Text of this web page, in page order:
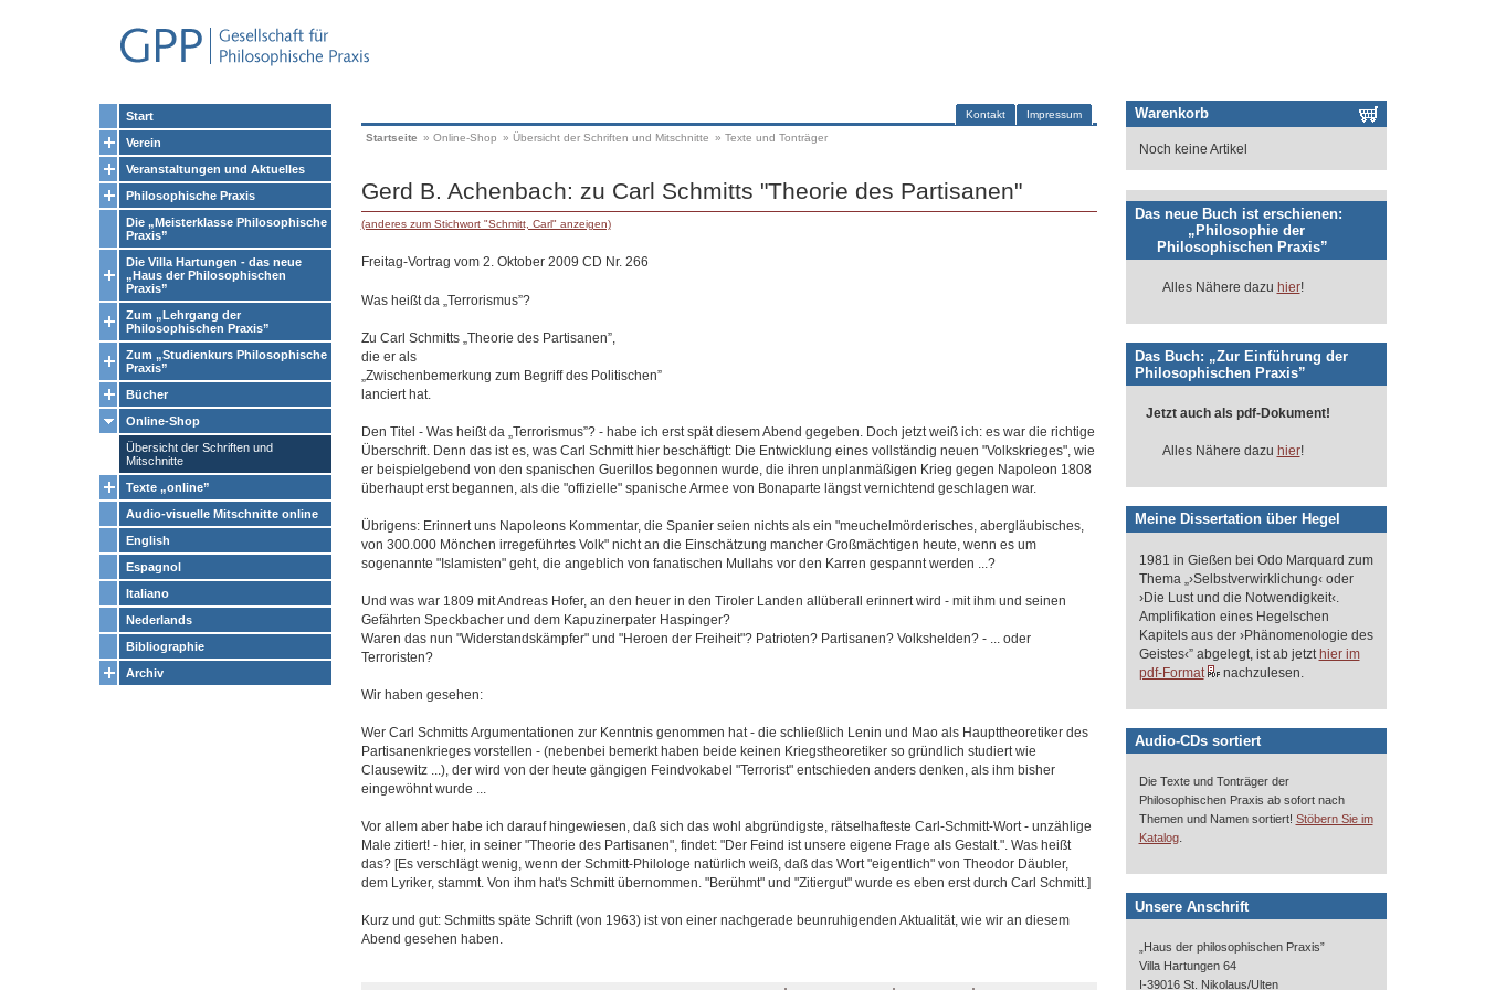
Start
Verein
Veranstaltungen und Aktuelles
Philosophische Praxis
Die „Meisterklasse Philosophische
Praxis”
Die Villa Hartungen - das neue
„Haus der Philosophischen
Praxis”
Zum „Lehrgang der
Philosophischen Praxis”
Zum „Studienkurs Philosophische
Praxis”
Bücher
Online-Shop
Übersicht der Schriften und
Mitschnitte
Texte „online”
Audio-visuelle Mitschnitte online
English
Espagnol
Italiano
Nederlands
Bibliographie
Archiv
Impressum
Kontakt
Startseite » Online-Shop » Übersicht der Schriften und Mitschnitte » Texte und Tonträger
Gerd B. Achenbach: zu Carl Schmitts "Theorie des Partisanen"
(anderes zum Stichwort "Schmitt, Carl" anzeigen)
Freitag-Vortrag vom 2. Oktober 2009 CD Nr. 266
Was heißt da „Terrorismus”?
Zu Carl Schmitts „Theorie des Partisanen”,
die er als
„Zwischenbemerkung zum Begriff des Politischen”
lanciert hat.
Den Titel - Was heißt da „Terrorismus”? - habe ich erst spät diesem Abend gegeben. Doch jetzt weiß ich: es war die richtige
Überschrift. Denn das ist es, was Carl Schmitt hier beschäftigt: Die Entwicklung eines vollständig neuen "Volkskrieges", wie
er beispielgebend von den spanischen Guerillos begonnen wurde, die ihren unplanmäßigen Krieg gegen Napoleon 1808
überhaupt erst begannen, als die "offizielle" spanische Armee von Bonaparte längst vernichtend geschlagen war.
Übrigens: Erinnert uns Napoleons Kommentar, die Spanier seien nichts als ein "meuchelmörderisches, abergläubisches,
von 300.000 Mönchen irregeführtes Volk" nicht an die Einschätzung mancher Großmächtigen heute, wenn es um
sogenannte "Islamisten" geht, die angeblich von fanatischen Mullahs vor den Karren gespannt werden ...?
Und was war 1809 mit Andreas Hofer, an den heuer in den Tiroler Landen allüberall erinnert wird - mit ihm und seinen
Gefährten Speckbacher und dem Kapuzinerpater Haspinger?
Waren das nun "Widerstandskämpfer" und "Heroen der Freiheit"? Patrioten? Partisanen? Volkshelden? - ... oder
Terroristen?
Wir haben gesehen:
Wer Carl Schmitts Argumentationen zur Kenntnis genommen hat - die schließlich Lenin und Mao als Haupttheoretiker des
Partisanenkrieges vorstellen - (nebenbei bemerkt haben beide keinen Kriegstheoretiker so gründlich studiert wie
Clausewitz ...), der wird von der heute gängigen Feindvokabel "Terrorist" entschieden anders denken, als ihm bisher
eingewöhnt wurde ...
Vor allem aber habe ich darauf hingewiesen, daß sich das wohl abgründigste, rätselhafteste Carl-Schmitt-Wort - unzählige
Male zitiert! - hier, in seiner "Theorie des Partisanen", findet: "Der Feind ist unsere eigene Frage als Gestalt.". Was heißt
das? [Es verschlägt wenig, wenn der Schmitt-Philologe natürlich weiß, daß das Wort "eigentlich" von Theodor Däubler,
dem Lyriker, stammt. Von ihm hat's Schmitt übernommen. "Berühmt" und "Zitiergut" wurde es eben erst durch Carl Schmitt.]
Kurz und gut: Schmitts späte Schrift (von 1963) ist von einer nachgerade beunruhigenden Aktualität, wie wir an diesem
Abend gesehen haben.
Warenkorb
Noch keine Artikel
Das neue Buch ist erschienen:
„Philosophie der
Philosophischen Praxis”
Alles Nähere dazu hier!
Das Buch: „Zur Einführung der
Philosophischen Praxis”
Jetzt auch als pdf-Dokument!
Alles Nähere dazu hier!
Meine Dissertation über Hegel
1981 in Gießen bei Odo Marquard zum
Thema „›Selbstverwirklichung‹ oder
›Die Lust und die Notwendigkeit‹.
Amplifikation eines Hegelschen
Kapitels aus der ›Phänomenologie des
Geistes‹” abgelegt, ist ab jetzt hier im
pdf-Format
nachzulesen.
Audio-CDs sortiert
Die Texte und Tonträger der
Philosophischen Praxis ab sofort nach
Themen und Namen sortiert! Stöbern Sie im
Katalog.
Unsere Anschrift
„Haus der philosophischen Praxis”
Villa Hartungen 64
I-39016 St. Nikolaus/Ulten